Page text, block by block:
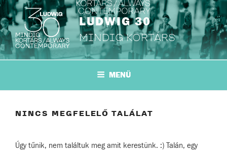
Tartalomhoz
LUDWIG 30
MINDIG KORTÁRS
MENÜ
NINCS MEGFELELŐ TALÁLAT
Úgy tűnik, nem találtuk meg amit kerestünk. :) Talán, egy